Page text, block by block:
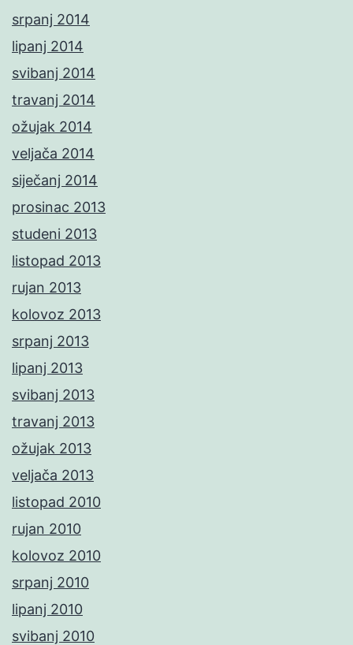
srpanj 2014
lipanj 2014
svibanj 2014
travanj 2014
ožujak 2014
veljača 2014
siječanj 2014
prosinac 2013
studeni 2013
listopad 2013
rujan 2013
kolovoz 2013
srpanj 2013
lipanj 2013
svibanj 2013
travanj 2013
ožujak 2013
veljača 2013
listopad 2010
rujan 2010
kolovoz 2010
srpanj 2010
lipanj 2010
svibanj 2010